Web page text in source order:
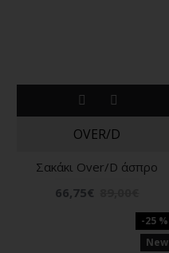
OVER/D
Σακάκι Over/D άσπρο
66,75€
New
-25 %